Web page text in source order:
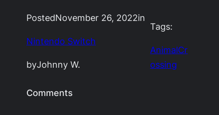
PostedNovember 26, 2022in
Nintendo Switch
byJohnny W.
Tags:
AnimalCr
ossing
Comments